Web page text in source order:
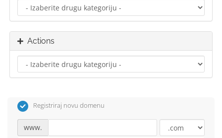
Actions
Registriraj novu domenu
www.